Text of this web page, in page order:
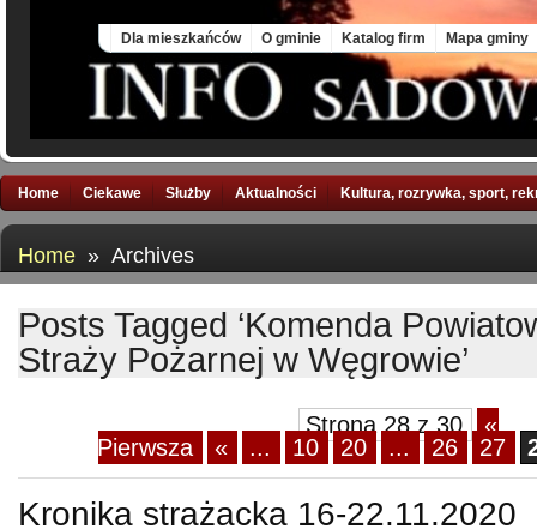
Dla mieszkańców O gminie Katalog firm Mapa gminy
Home Ciekawe Służby Aktualności Kultura, rozrywka, sport,
Home » Archives
Posts Tagged ‘Komenda
Straży Pożarnej w Węgrowie’
Strona 28 z 30
«
Pierwsza
« ... 10 20 ... 26 27
Kronika strażacka 16-22.11.2020